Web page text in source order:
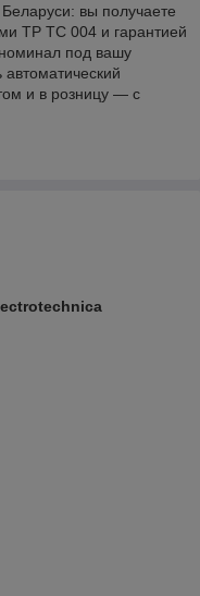
вы получаете
ТР ТС 004 и гарантией
под вашу
автоматический
и в розницу — с